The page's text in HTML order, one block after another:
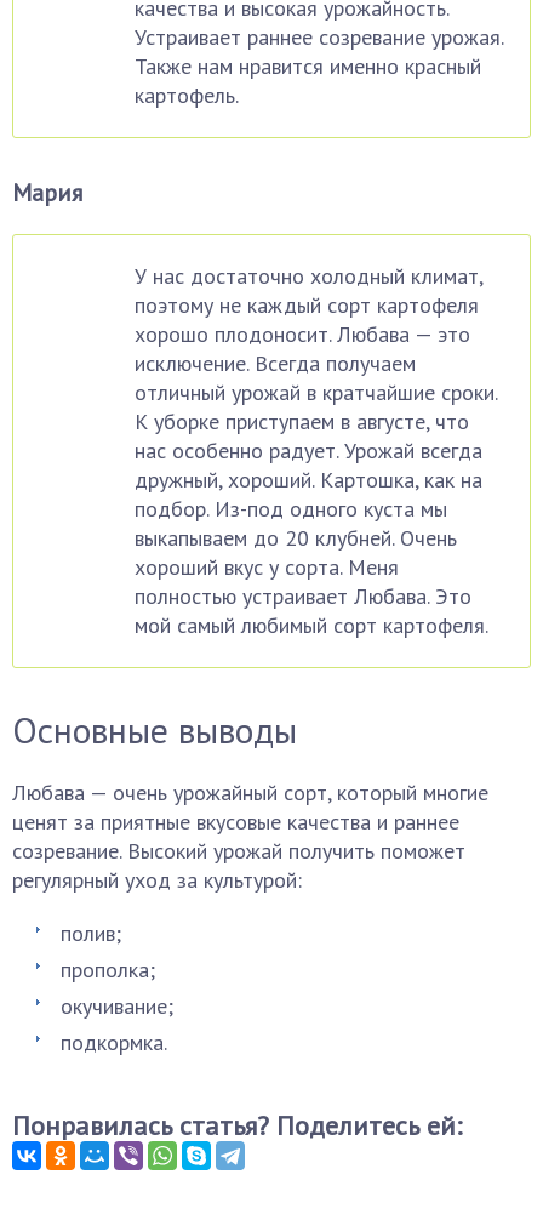
качества и высокая урожайность.
Устраивает раннее созревание урожая.
Также нам нравится именно красный
картофель.
Мария
У нас достаточно холодный климат,
поэтому не каждый сорт картофеля
хорошо плодоносит. Любава — это
исключение. Всегда получаем
отличный урожай в кратчайшие сроки.
К уборке приступаем в августе, что
нас особенно радует. Урожай всегда
дружный, хороший. Картошка, как на
подбор. Из-под одного куста мы
выкапываем до 20 клубней. Очень
хороший вкус у сорта. Меня
полностью устраивает Любава. Это
мой самый любимый сорт картофеля.
Основные выводы
Любава — очень урожайный сорт, который многие
ценят за приятные вкусовые качества и раннее
созревание. Высокий урожай получить поможет
регулярный уход за культурой:
полив;
прополка;
окучивание;
подкормка.
Понравилась статья? Поделитесь ей: